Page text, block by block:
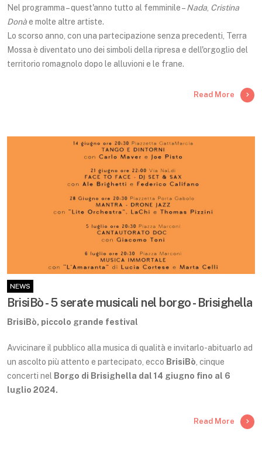
Nel programma – quest'anno tutto al femminile –Nada Cristina
Donàe molte altre artiste.
Lo scorso anno, con una partecipazione senza precedenti, Terra
Mossa è diventato uno dei simboli della ripresa e dell'orgoglio del
territorio romagnolo dopo le alluvioni e le frane.
Read More
NEWS
BrisiBò - 5 serate musicali nel borgo - Brisighella
BrisiBò, piccolo grande festival
Avvicinare il pubblico alla musica di qualità e invitarlo-abituarlo ad
un ascolto più attento e partecipato, ecco BrisiBò , cinque
concerti nel Borgo di Brisighella dal 14 giugno fino al 6
luglio 2024.
Read More